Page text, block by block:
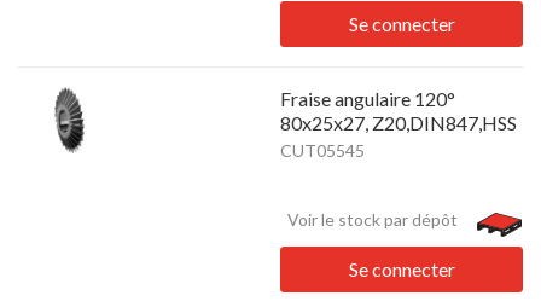
Se connecter
Fraise angulaire 120°
80x25x27, Z20,DIN847,HSS
CUT05545
Voir le stock par dépôt
Se connecter